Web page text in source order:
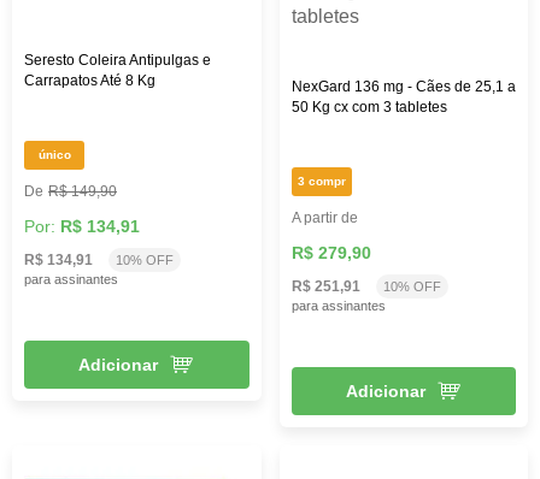
Seresto Coleira Antipulgas e
Carrapatos Até 8 Kg
único
R$ 149,90
Por: R$ 134,91
R$ 134,91
10% OFF
para assinantes
Adicionar
NexGard 136 mg - Cães de 25,1 a
50 Kg cx com 3 tabletes
3 compr
A partir de
R$ 279,90
R$ 251,91
10% OFF
para assinantes
Adicionar